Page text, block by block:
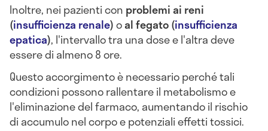
Inoltre, nei pazienti con problemi ai reni
(insufficienza renale)oal fegato (insufficienza
epatica), l'intervallo tra una dose e l'altra deve
essere di almeno 8 ore.
Questo accorgimento è necessario perché tali
condizioni possono rallentare il metabolismo e
l'eliminazione del farmaco, aumentando il rischio
di accumulo nel corpo e potenziali effetti tossici.